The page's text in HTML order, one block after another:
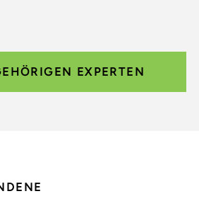
EXPERTEN